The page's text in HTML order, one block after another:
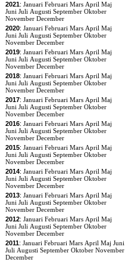
2021: Januari Februari Mars April Maj
Juni Juli Augusti September Oktober
November December
2020: Januari Februari Mars April Maj
Juni Juli Augusti September Oktober
November December
2019: Januari Februari Mars April Maj
Juni Juli Augusti September Oktober
November December
2018: Januari Februari Mars April Maj
Juni Juli Augusti September Oktober
November December
2017: Januari Februari Mars April Maj
Juni Juli Augusti September Oktober
November December
2016: Januari Februari Mars April Maj
Juni Juli Augusti September Oktober
November December
2015: Januari Februari Mars April Maj
Juni Juli Augusti September Oktober
November December
2014: Januari Februari Mars April Maj
Juni Juli Augusti September Oktober
November December
2013: Januari Februari Mars April Maj
Juni Juli Augusti September Oktober
November December
2012: Januari Februari Mars April Maj
Juni Juli Augusti September Oktober
November December
2011: Januari Februari Mars April Maj Juni
Juli Augusti September Oktober November
December